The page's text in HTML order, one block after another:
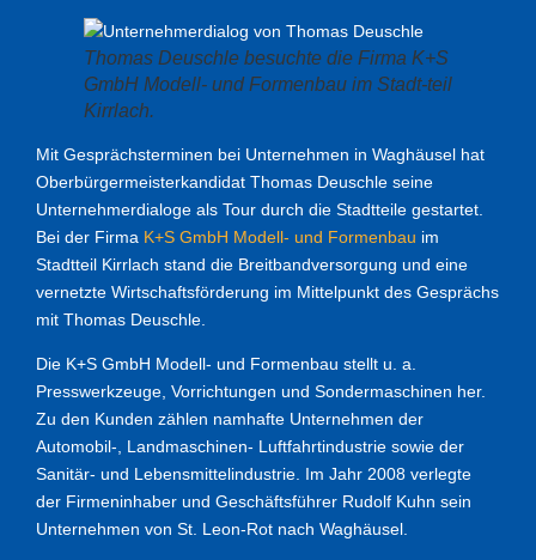
Thomas Deuschle besuchte die Firma K+S
GmbH Modell- und Formenbau im Stadt-teil
Kirrlach.
Mit Gesprächsterminen bei Unternehmen in Waghäusel hat
Oberbürgermeisterkandidat Thomas Deuschle seine
Unternehmerdialoge als Tour durch die Stadtteile gestartet.
Bei der Firma K+S GmbH Modell- und Formenbau im
Stadtteil Kirrlach stand die Breitbandversorgung und eine
vernetzte Wirtschaftsförderung im Mittelpunkt des Gesprächs
mit Thomas Deuschle.
Die K+S GmbH Modell- und Formenbau stellt u. a.
Presswerkzeuge, Vorrichtungen und Sondermaschinen her.
Zu den Kunden zählen namhafte Unternehmen der
Automobil-, Landmaschinen- Luftfahrtindustrie sowie der
Sanitär- und Lebensmittelindustrie. Im Jahr 2008 verlegte
der Firmeninhaber und Geschäftsführer Rudolf Kuhn sein
Unternehmen von St. Leon-Rot nach Waghäusel.